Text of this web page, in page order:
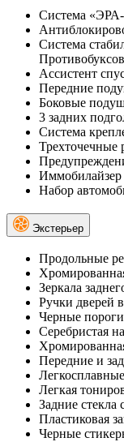
Система
Система
Ассистент
Передние
Боковые
3 задних
Система
Трехточечные
Иммобилайзер
Набор
Экстерьер
Продольные
Зеркала
Ручки дверей
Черные
Серебристая
Передние и
Легкая
Задние стекла
Пластиковая
Черные